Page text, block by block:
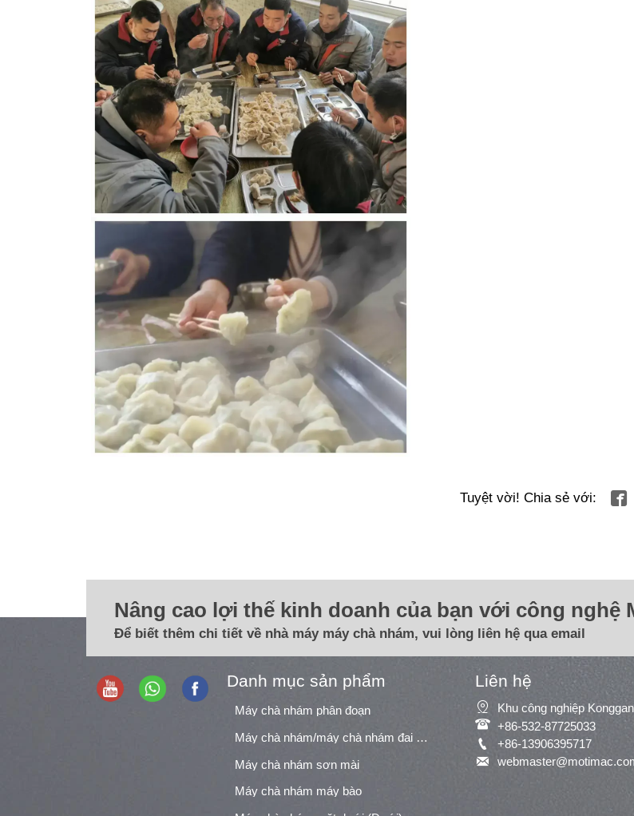
Tuyệt vời! Chia sẻ với: 
Nâng cao lợi thế kinh doanh của bạn với công nghệ
Để biết thêm chi tiết về nhà máy máy chà nhám, vui lòng liên hệ qua email
Danh mục sản phẩm
Máy chà nhám phân đoạn
Máy chà nhám/máy chà nhám đai rộng
Máy chà nhám sơn mài
Máy chà nhám máy bào
Liên hệ

 +86-532-87725033
 +86-13906395717
